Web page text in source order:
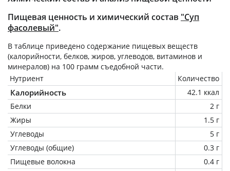
Пищевая ценность и химический состав "Суп
фасолевый".
В таблице приведено содержание пищевых веществ
(калорийности, белков, жиров, углеводов, витаминов и
минералов) на 100 грамм съедобной части.
Нутриент
Количество
Калорийность
42.1 ккал
Белки
2 г
Жиры
1.5 г
Углеводы
5 г
Углеводы (общие)
0.3 г
Пищевые волокна
0.4 г